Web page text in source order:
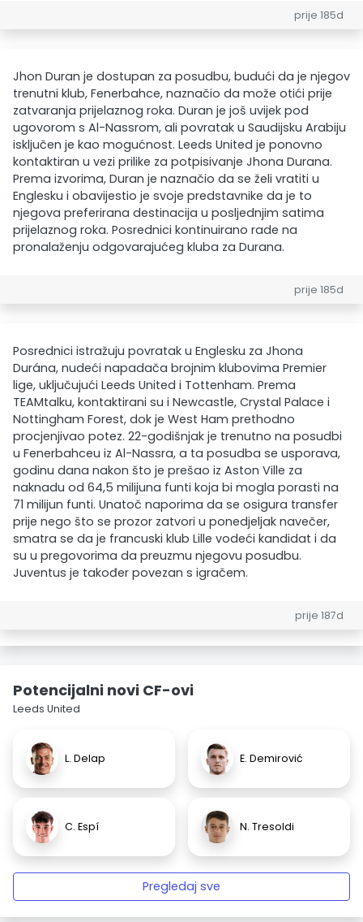
prije 185d
Jhon Duran je dostupan za posudbu, budući da je njegov
trenutni klub, Fenerbahce, naznačio da može otići prije
zatvaranja prijelaznog roka. Duran je još uvijek pod
ugovorom s Al-Nassrom, ali povratak u Saudijsku Arabiju
isključen je kao mogućnost. Leeds United je ponovno
kontaktiran u vezi prilike za potpisivanje Jhona Durana.
Prema izvorima, Duran je naznačio da se želi vratiti u
Englesku i obavijestio je svoje predstavnike da je to
njegova preferirana destinacija u posljednjim satima
prijelaznog roka. Posrednici kontinuirano rade na
pronalaženju odgovarajućeg kluba za Durana.
prije 185d
Posrednici istražuju povratak u Englesku za Jhona
Durána, nudeći napadača brojnim klubovima Premier
lige, uključujući Leeds United i Tottenham. Prema
TEAMtalku, kontaktirani su i Newcastle, Crystal Palace i
Nottingham Forest, dok je West Ham prethodno
procjenjivao potez. 22-godišnjak je trenutno na posudbi
u Fenerbahceu iz Al-Nassra, a ta posudba se usporava,
godinu dana nakon što je prešao iz Aston Ville za
naknadu od 64,5 milijuna funti koja bi mogla porasti na
71 milijun funti. Unatoč naporima da se osigura transfer
prije nego što se prozor zatvori u ponedjeljak navečer,
smatra se da je francuski klub Lille vodeći kandidat i da
su u pregovorima da preuzmu njegovu posudbu.
Juventus je također povezan s igračem.
prije 187d
Potencijalni novi CF-ovi
Leeds United
L. Delap E. Demirović
C. Espí N. Tresoldi
Pregledaj sve